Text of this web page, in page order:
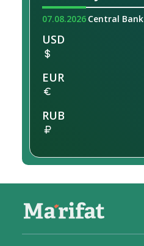
07.08.2026 Central Bank
USD
EUR
RUB